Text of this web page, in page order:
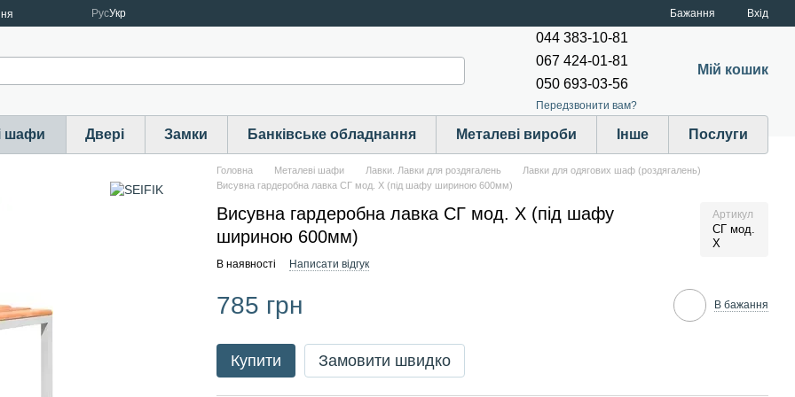
РусУкр Бажання Вхід
044 383-10-81
067 424-01-81
050 693-03-56
Передзвонити вам?
Мій кошик
шафи Двері Замки Банківське обладнання Металеві вироби Інше Послуги
Головна Металеві шафи Лавки. Лавки для роздягалень
Лавки для одягових шаф (роздягалень)
Висувна гардеробна лавка СГ мод. X (під шафу шириною 600мм)
Висувна гардеробна лавка СГ мод. X (під шафу
шириною 600мм)
Артикул
СГ мод.
X
В наявності Написати відгук
785 грн В бажання
Купити Замовити швидко